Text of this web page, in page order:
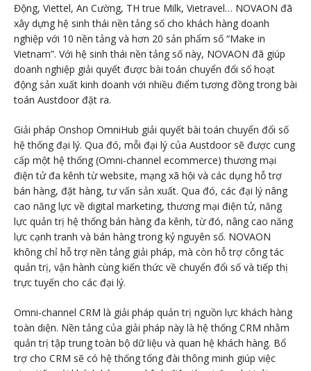
Động, Viettel, An Cường, TH true Milk, Vietravel… NOVAON đã
xây dựng hệ sinh thái nền tảng số cho khách hàng doanh
nghiệp với 10 nền tảng và hơn 20 sản phẩm số “Make in
Vietnam”. Với hệ sinh thái nền tảng số này, NOVAON đã giúp
doanh nghiệp giải quyết được bài toán chuyển đổi số hoạt
động sản xuất kinh doanh với nhiều điểm tương đồng trong bài
toán Austdoor đặt ra.
Giải pháp Onshop OmniHub giải quyết bài toán chuyển đổi số
hệ thống đại lý. Qua đó, mỗi đại lý của Austdoor sẽ được cung
cấp một hệ thống (Omni-channel ecommerce) thương mại
điện tử đa kênh từ website, mạng xã hội và các dụng hỗ trợ
bán hàng, đặt hàng, tư vấn sản xuất. Qua đó, các đại lý nâng
cao năng lực về digital marketing, thương mại điện tử, năng
lực quản trị hệ thống bán hàng đa kênh, từ đó, nâng cao năng
lực cạnh tranh và bán hàng trong kỷ nguyên số. NOVAON
không chỉ hỗ trợ nền tảng giải pháp, mà còn hỗ trợ công tác
quản trị, vận hành cùng kiến thức về chuyển đổi số và tiếp thị
trực tuyến cho các đại lý.
Omni-channel CRM là giải pháp quản trị nguồn lực khách hàng
toàn diện. Nền tảng của giải pháp này là hệ thống CRM nhằm
quản trị tập trung toàn bộ dữ liệu và quan hệ khách hàng. Bổ
trợ cho CRM sẽ có hệ thống tổng đài thông minh giúp việc